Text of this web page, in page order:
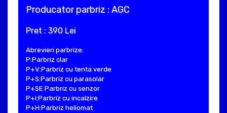
Producator parbriz : AGC
Pret : 390 Lei
Abrevieri parbrize:
P:Parbriz clar
P+V:Parbriz cu tenta verde
P+S:Parbriz cu parasolar
P+SE:Parbriz cu senzor
P+I:Parbriz cu incalzire
P+H:Parbriz heliomat